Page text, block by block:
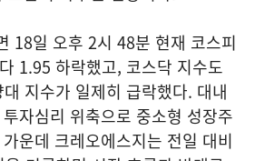
18일 오후 2시 48분 현재 코스피
1.95 하락했고, 코스닥 지수도
지수가 일제히 급락했다. 대내
자심리 위축으로 중소형 성장주
운데 크레오에스지는 전일 대비